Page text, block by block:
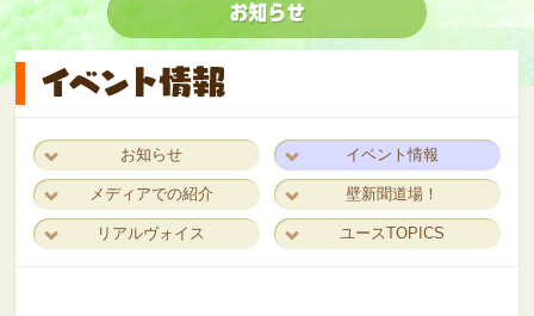
お知らせ イベント情報
メディアでの紹介 壁新聞道場！
リアルヴォイス ユースTOPICS